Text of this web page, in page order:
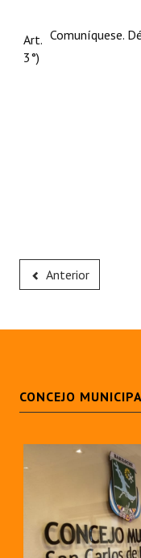
Art.
3°)
Comuníquese.
Anterior
CONCEJO